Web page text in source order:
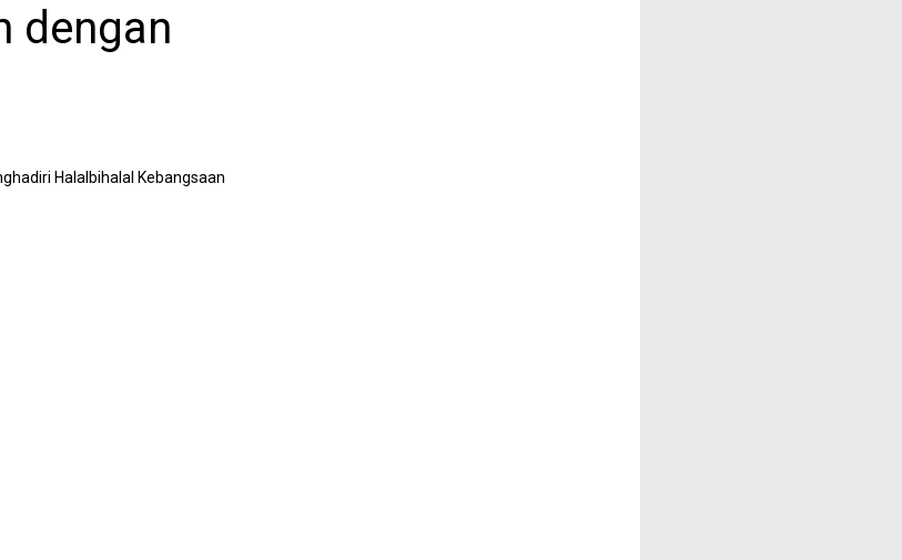
dengan
Halalbihalal Kebangsaan